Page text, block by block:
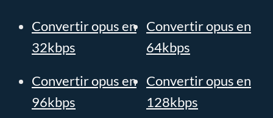
Convertir opus en
32kbps
Convertir opus en
64kbps
Convertir opus en
96kbps
Convertir opus en
128kbps